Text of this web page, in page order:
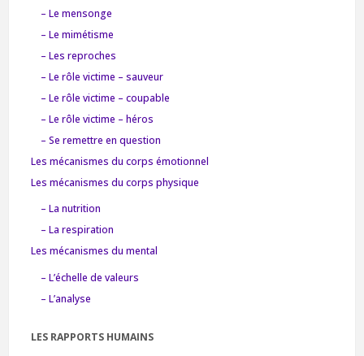
– Le mensonge
– Le mimétisme
– Les reproches
– Le rôle victime – sauveur
– Le rôle victime – coupable
– Le rôle victime – héros
– Se remettre en question
Les mécanismes du corps émotionnel
Les mécanismes du corps physique
– La nutrition
– La respiration
Les mécanismes du mental
– L’échelle de valeurs
– L’analyse
LES RAPPORTS HUMAINS